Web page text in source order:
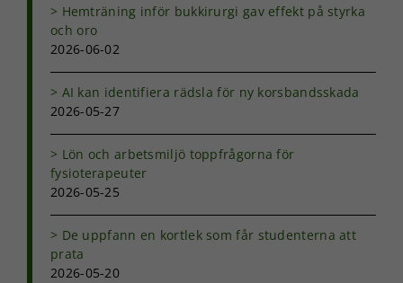
Hemträning inför bukkirurgi gav effekt på styrka
och oro
2026-06-02
AI kan identifiera rädsla för ny korsbandsskada
2026-05-27
Lön och arbetsmiljö toppfrågorna för
fysioterapeuter
2026-05-25
De uppfann en kortlek som får studenterna att
prata
2026-05-20
fungera.
Statistik
För att vi ska
kunna
hemsidans
funktionalitet
hemsidan